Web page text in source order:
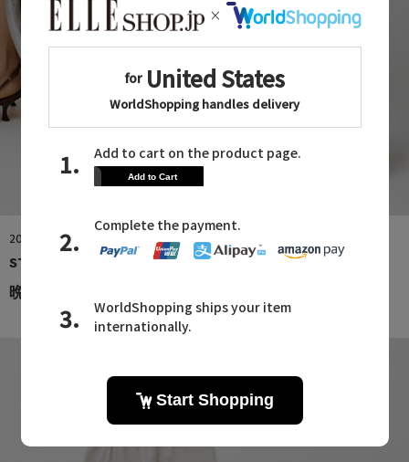
2026.08.06
STATE OF ESCAPE
晩夏から秋へつなぐ 人気バッグ3選